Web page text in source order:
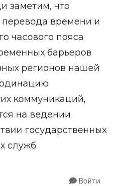
заметим, что
времени и
часового пояса
барьеров
регионов нашей
коммуникаций,
на ведении
государственных
служб.
Войти